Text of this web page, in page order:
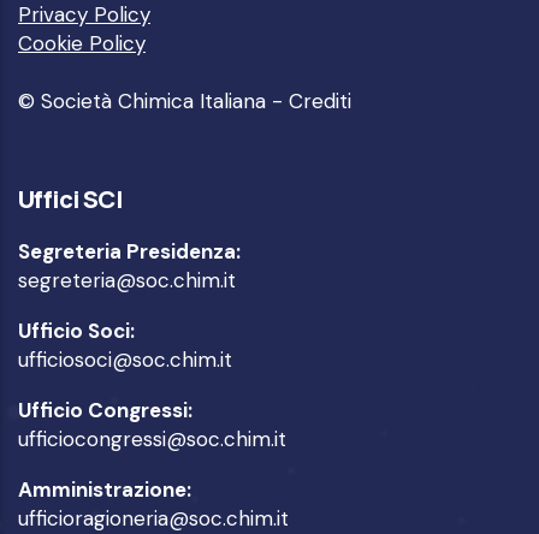
Privacy Policy
Cookie Policy
© Società Chimica Italiana - Crediti
Uffici SCI
Segreteria Presidenza:
segreteria@soc.chim.it
Ufficio Soci:
ufficiosoci@soc.chim.it
Ufficio Congressi:
ufficiocongressi@soc.chim.it
Amministrazione:
ufficioragioneria@soc.chim.it